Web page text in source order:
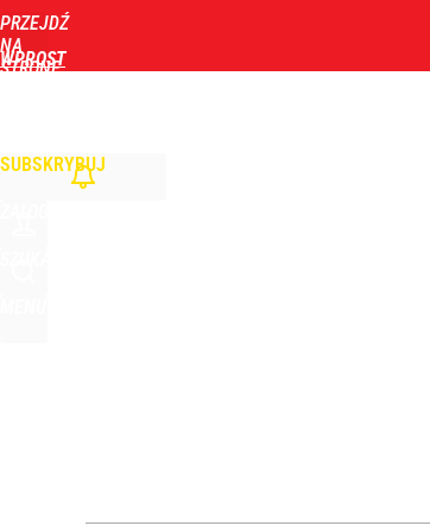
PRZEJDŹ
NA
STRONĘ
WPROST
SUBSKRYBUJ
dodaj